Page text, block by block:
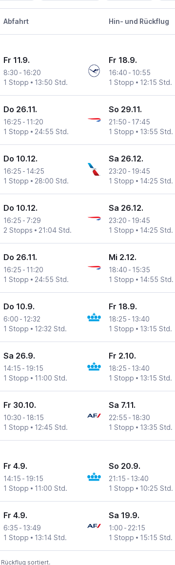
Abfahrt Hin- und Rückflug
Fr 11.9.
8:30 - 16:20
1 Stopp
13:50 Std.
Fr 18.9.
16:40 - 10:55
1 Stopp
12:15 Std.
Do 26.11.
16:25 - 11:20
1 Stopp
24:55 Std.
So 29.11.
21:50 - 17:45
1 Stopp
13:55 Std.
Do 10.12.
16:25 - 14:25
1 Stopp
28:00 Std.
Sa 26.12.
23:20 - 19:45
1 Stopp
14:25 Std.
Do 10.12.
16:25 - 7:29
2 Stopps
21:04 Std.
Sa 26.12.
23:20 - 19:45
1 Stopp
14:25 Std.
Do 26.11.
16:25 - 11:20
1 Stopp
24:55 Std.
Mi 2.12.
18:40 - 15:35
1 Stopp
14:55 Std.
Do 10.9.
6:00 - 12:32
1 Stopp
12:32 Std.
Fr 18.9.
18:25 - 13:40
1 Stopp
13:15 Std.
Sa 26.9.
14:15 - 19:15
1 Stopp
11:00 Std.
Fr 2.10.
18:25 - 13:40
1 Stopp
13:15 Std.
Fr 30.10.
10:30 - 18:15
1 Stopp
12:45 Std.
Sa 7.11.
22:55 - 18:30
1 Stopp
13:35 Std.
Fr 4.9.
14:15 - 19:15
1 Stopp
11:00 Std.
So 20.9.
21:15 - 13:40
1 Stopp
10:25 Std.
Fr 4.9.
6:35 - 13:49
1 Stopp
13:14 Std.
Sa 19.9.
1:00 - 22:15
1 Stopp
15:15 Std.
sortiert.